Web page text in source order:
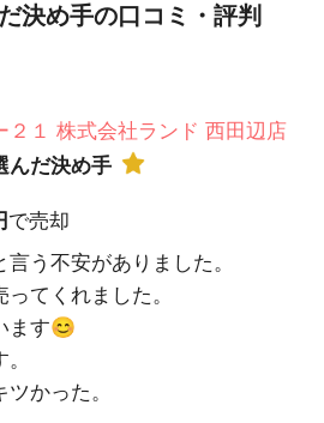
決め手の口コミ・評判
２１ 株式会社ランド 西田辺店
んだ決め手
で売却
う不安がありました。
てくれました。
ます😊
かった。